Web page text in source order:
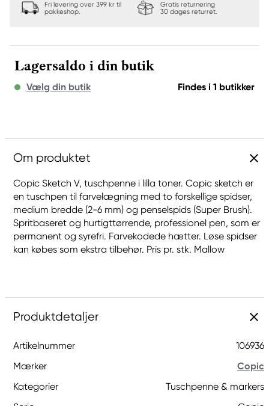
Fri levering over 399 kr til
pakkeshop.
Gratis returnering
30 dages returret.
Lagersaldo i din butik
Vælg din butik Findes i 1 butikker
Om produktet
Copic Sketch V, tuschpenne i lilla toner. Copic sketch er
en tuschpen til farvelægning med to forskellige spidser,
medium bredde (2-6 mm) og penselspids (Super Brush).
Spritbaseret og hurtigttørrende, professionel pen, som er
permanent og syrefri. Farvekodede hætter. Løse spidser
kan købes som ekstra tilbehør. Pris pr. stk. Mallow
Produktdetaljer
Artikelnummer
106936
Mærker
Copic
Kategorier
Tuschpenne & markers